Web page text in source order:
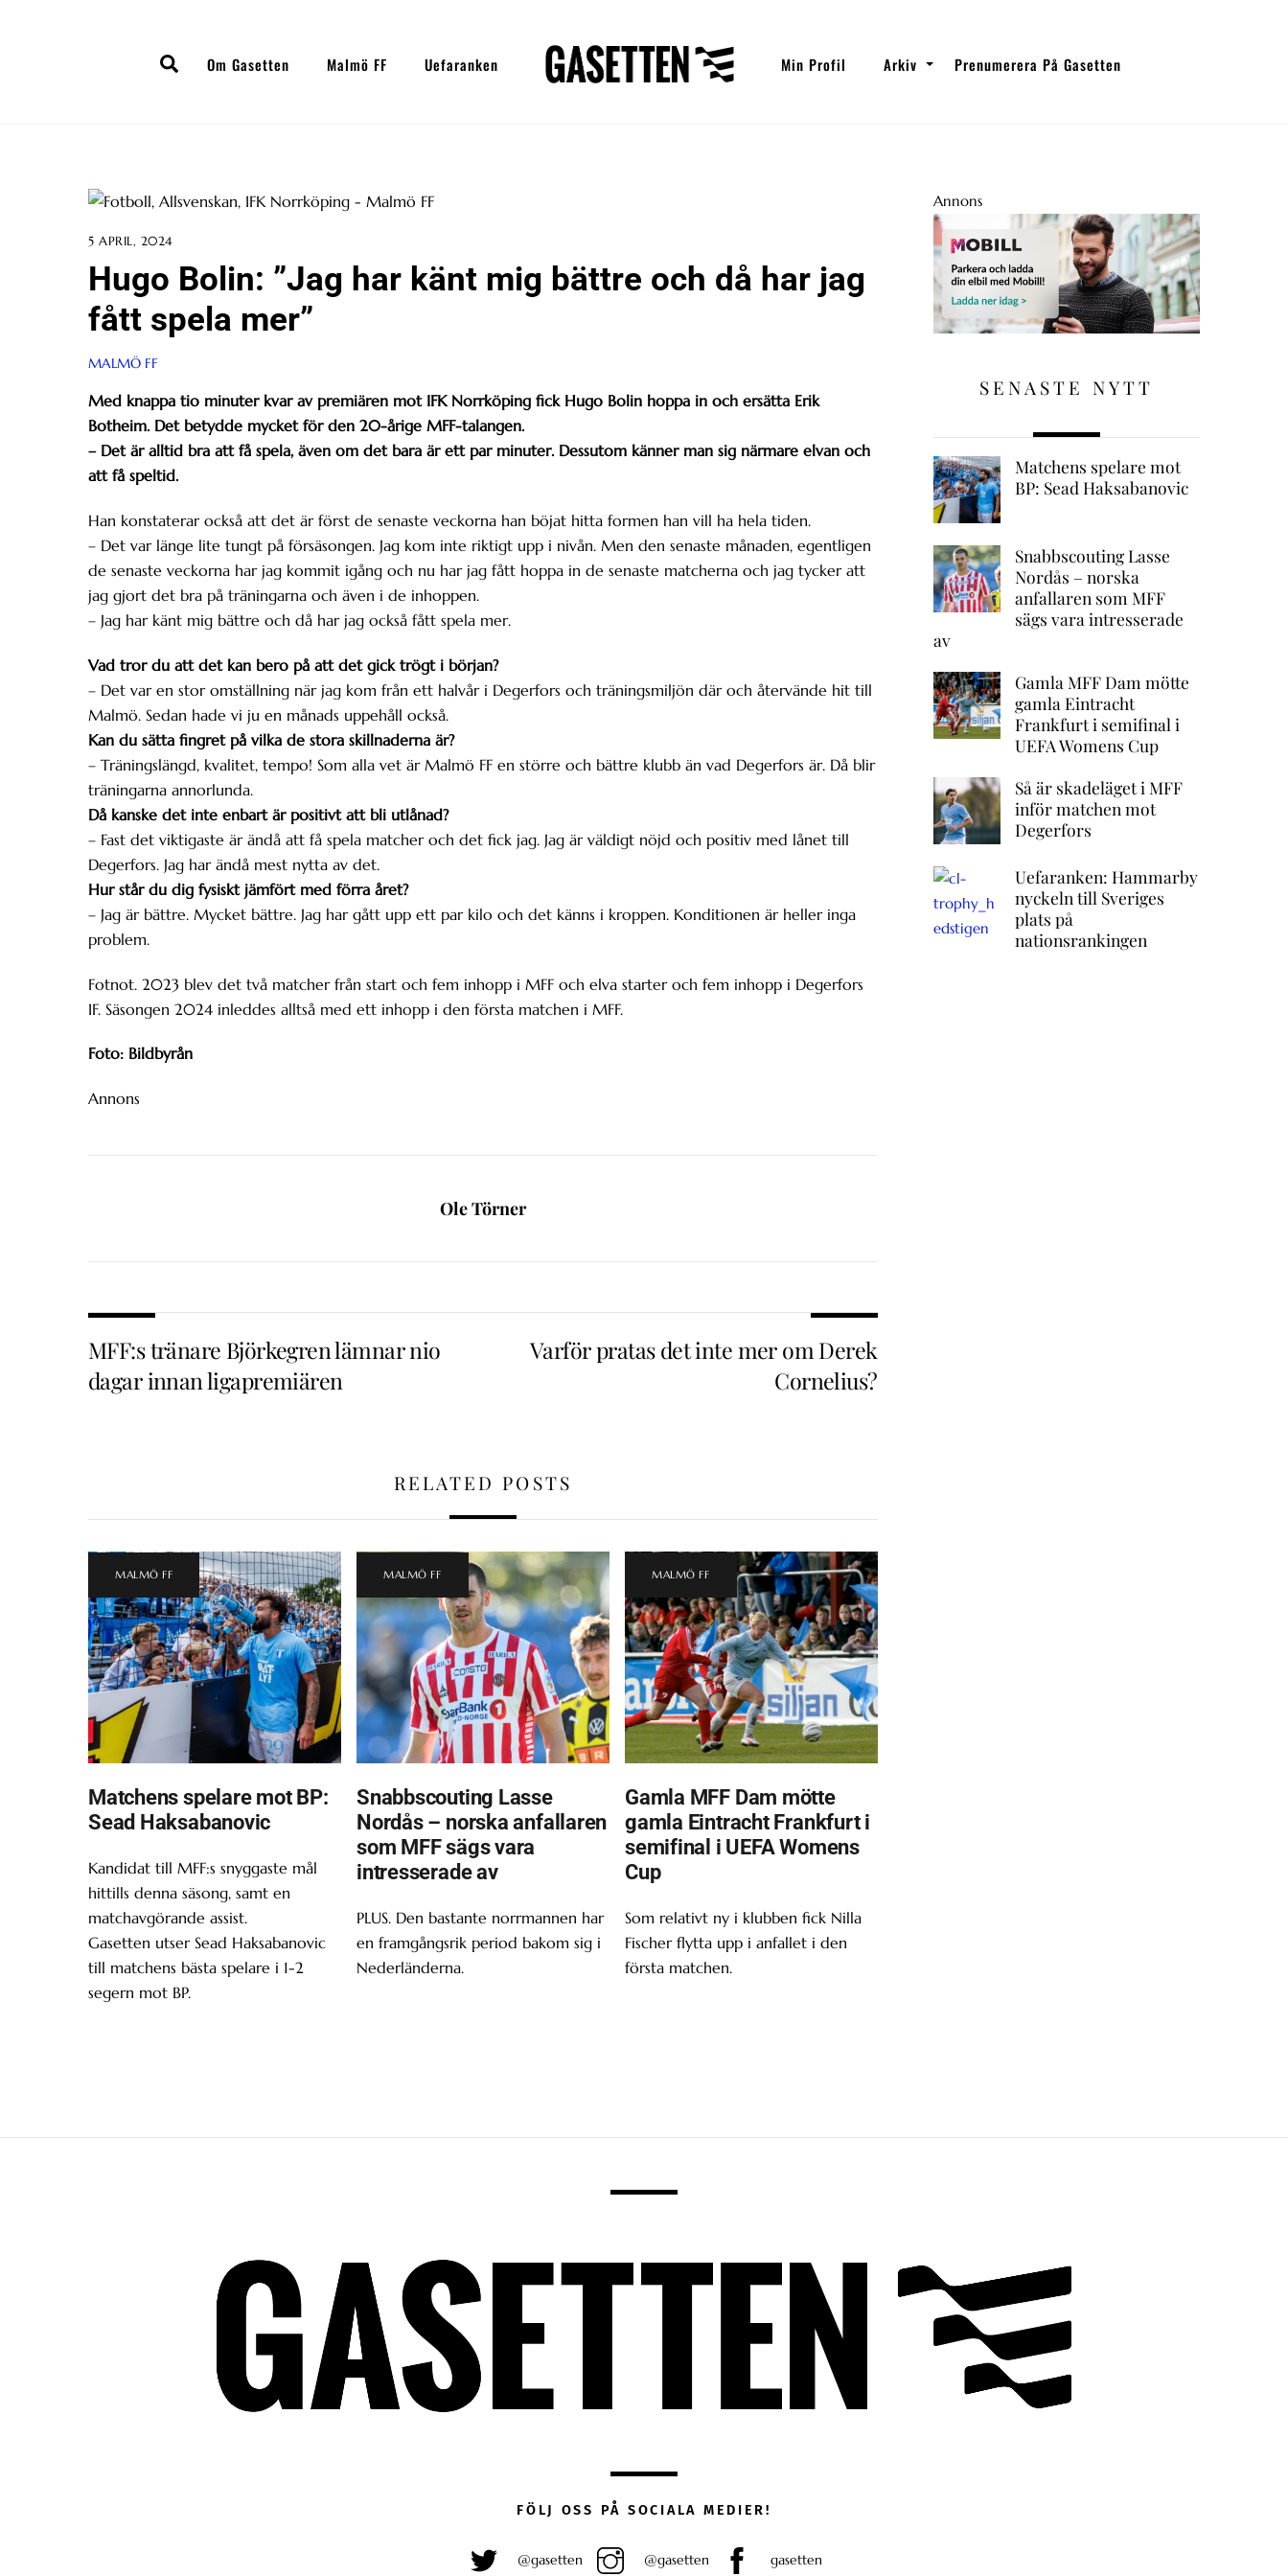
SearchOm Gasetten Malmö FF Uefaranken Min Profil Arkiv Prenumerera På Gasetten
5 APRIL, 2024
Hugo Bolin: ”Jag har känt mig bättre och då har jag
fått spela mer”
MALMÖ FF
Med knappa tio minuter kvar av premiären mot IFK Norrköping fick Hugo Bolin hoppa in och ersätta Erik
Botheim. Det betydde mycket för den 20-årige MFF-talangen.
– Det är alltid bra att få spela, även om det bara är ett par minuter. Dessutom känner man sig närmare elvan och
att få speltid.
Han konstaterar också att det är först de senaste veckorna han böjat hitta formen han vill ha hela tiden.
– Det var länge lite tungt på försäsongen. Jag kom inte riktigt upp i nivån. Men den senaste månaden, egentligen
de senaste veckorna har jag kommit igång och nu har jag fått hoppa in de senaste matcherna och jag tycker att
jag gjort det bra på träningarna och även i de inhoppen.
– Jag har känt mig bättre och då har jag också fått spela mer.
Vad tror du att det kan bero på att det gick trögt i början?
– Det var en stor omställning när jag kom från ett halvår i Degerfors och träningsmiljön där och återvände hit till
Malmö. Sedan hade vi ju en månads uppehåll också.
Kan du sätta fingret på vilka de stora skillnaderna är?
– Träningslängd, kvalitet, tempo! Som alla vet är Malmö FF en större och bättre klubb än vad Degerfors är. Då blir
träningarna annorlunda.
Då kanske det inte enbart är positivt att bli utlånad?
– Fast det viktigaste är ändå att få spela matcher och det fick jag. Jag är väldigt nöjd och positiv med lånet till
Degerfors. Jag har ändå mest nytta av det.
Hur står du dig fysiskt jämfört med förra året?
– Jag är bättre. Mycket bättre. Jag har gått upp ett par kilo och det känns i kroppen. Konditionen är heller inga
problem.
Fotnot. 2023 blev det två matcher från start och fem inhopp i MFF och elva starter och fem inhopp i Degerfors
IF. Säsongen 2024 inleddes alltså med ett inhopp i den första matchen i MFF.
Foto: Bildbyrån
Annons
Ole Törner
MFF:s tränare Björkegren lämnar nio
dagar innan ligapremiären
Varför pratas det inte mer om Derek
Cornelius?
RELATED POSTS
MALMÖ FF
Matchens spelare mot BP:
Sead Haksabanovic
Kandidat till MFF:s snyggaste mål
hittills denna säsong, samt en
matchavgörande assist.
Gasetten utser Sead Haksabanovic
till matchens bästa spelare i 1-2
segern mot BP.
MALMÖ FF
Snabbscouting Lasse
Nordås – norska anfallaren
som MFF sägs vara
intresserade av
PLUS. Den bastante norrmannen har
en framgångsrik period bakom sig i
Nederländerna.
MALMÖ FF
Gamla MFF Dam mötte
gamla Eintracht Frankfurt i
semifinal i UEFA Womens
Cup
Som relativt ny i klubben fick Nilla
Fischer flytta upp i anfallet i den
första matchen.
Annons
SENASTE NYTT
Matchens spelare mot
BP: Sead Haksabanovic
Snabbscouting Lasse
Nordås – norska
anfallaren som MFF
sägs vara intresserade
av
Gamla MFF Dam mötte
gamla Eintracht
Frankfurt i semifinal i
UEFA Womens Cup
Så är skadeläget i MFF
inför matchen mot
Degerfors
Uefaranken: Hammarby
nyckeln till Sveriges
plats på
nationsrankingen
FÖLJ OSS PÅ SOCIALA MEDIER!
@gasetten @gasetten gasetten